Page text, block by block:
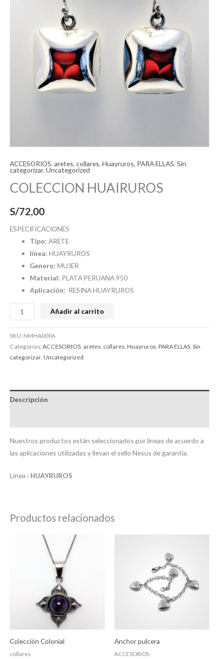
ACCESORIOS, aretes, collares, Huayruros, PARA ELLAS, Sin
categorizar, Uncategorized
COLECCION HUAIRUROS
S/72,00
ESPECIFICACIONES
Tipo: ARETE
línea: HUAYRUROS
Genero: MUJER
Material: PLATA PERUANA 950
Aplicación: RESINA HUAYRUROS
Añadir al carrito
SKU: NMHA0006
Categorías:ACCESORIOS aretes collares Huayruros PARA ELLAS Sin
categorizar Uncategorized
Descripción
Nuestros productos están seleccionados por líneas de acuerdo a
las aplicaciones utilizadas y llevan el sello Nesus de garantía.
Línea : HUAYRUROS
Productos relacionados
Colección Colonial
collares
Anchor pulcera
ACCESORIOS